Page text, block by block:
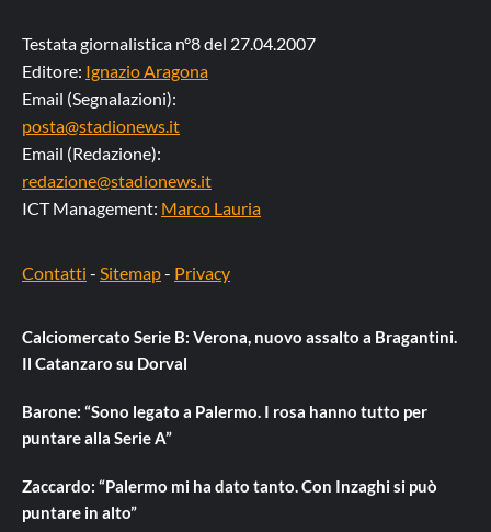
Testata giornalistica n°8 del 27.04.2007
Editore: Ignazio Aragona
Email (Segnalazioni):
posta@stadionews.it
Email (Redazione):
redazione@stadionews.it
ICT Management: Marco Lauria
Contatti - Sitemap- Privacy
Calciomercato Serie B: Verona, nuovo assalto a Bragantini.
Il Catanzaro su Dorval
Barone: “Sono legato a Palermo. I rosa hanno tutto per
puntare alla Serie A”
Zaccardo: “Palermo mi ha dato tanto. Con Inzaghi si può
puntare in alto”